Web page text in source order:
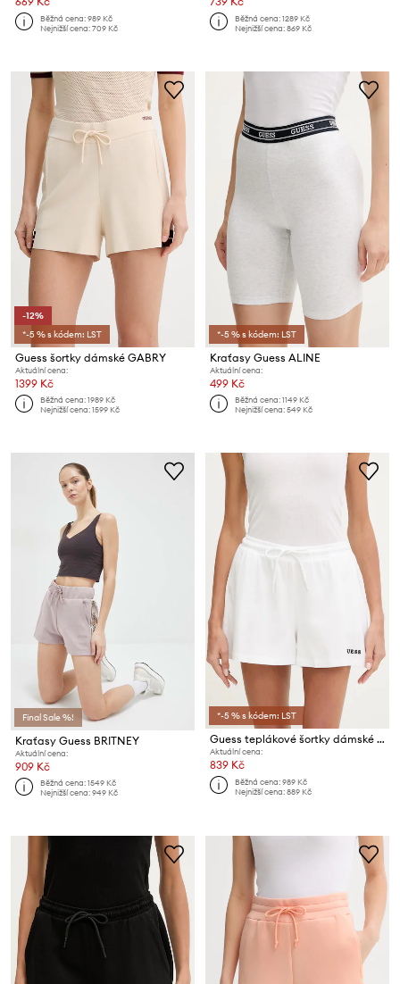
Běžná cena:989 Kč
Nejnižší cena:709 Kč
Běžná cena:1289 Kč
Nejnižší cena:869 Kč
-12%
*-5 % s kódem: LST
Guess šortky dámské GABRY
Aktuální cena:
1399 Kč
Běžná cena:1989 Kč
Nejnižší cena:1599 Kč
*-5 % s kódem: LST
Kraťasy Guess ALINE
Aktuální cena:
499 Kč
Běžná cena:1149 Kč
Nejnižší cena:549 Kč
Final Sale %!
Kraťasy Guess BRITNEY
Aktuální cena:
909 Kč
Běžná cena:1549 Kč
Nejnižší cena:949 Kč
*-5 % s kódem: LST
Guess teplákové šortky dámské bavlněné GIADA
Aktuální cena:
839 Kč
Běžná cena:989 Kč
Nejnižší cena:889 Kč